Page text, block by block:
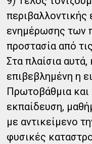
περιβαλλοντικής
ενημέρωσης των
προστασία από
Στα πλαίσια αυτά,
επιβεβλημένη η
Πρωτοβάθμια
εκπαίδευση,
με αντικείμενο
φυσικές